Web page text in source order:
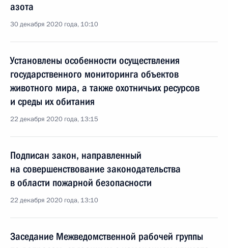
азота
30 декабря 2020 года, 10:10
Установлены особенности осуществления
государственного мониторинга объектов
животного мира, а также охотничьих ресурсов
и среды их обитания
22 декабря 2020 года, 13:15
Подписан закон, направленный
на совершенствование законодательства
в области пожарной безопасности
22 декабря 2020 года, 13:10
Заседание Межведомственной рабочей группы